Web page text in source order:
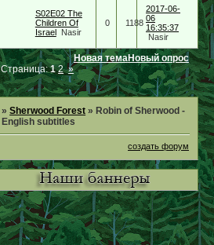
S02E02 The
Children Of
Israel
Nasir
0 1188
2017-06-
06
16:35:37
Nasir
Новая темаНовый опрос
Страница:1 2 »
»Sherwood Forest » Robin of Sherwood -
English subtitles
создать форум